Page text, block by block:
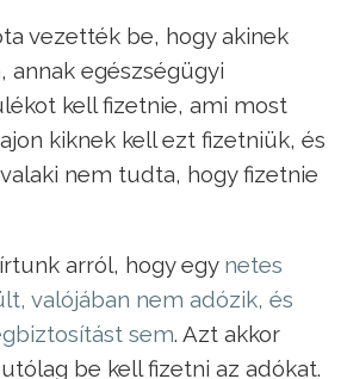
vezették be, hogy akinek
annak egészségügyi
kell fizetnie, ami most
kiknek kell ezt fizetniük, és
nem tudta, hogy fizetnie
arról, hogy egy netes
valójában nem adózik, és
sem. Azt akkor
be kell fizetni az adókat.